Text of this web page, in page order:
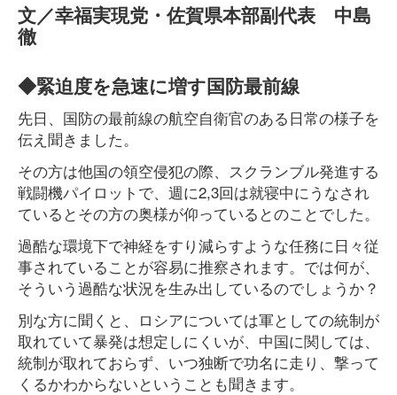
文／幸福実現党・佐賀県本部副代表 中島
徹
◆緊迫度を急速に増す国防最前線
先日、国防の最前線の航空自衛官のある日常の様子を
伝え聞きました。
その方は他国の領空侵犯の際、スクランブル発進する
戦闘機パイロットで、週に2,3回は就寝中にうなされ
ているとその方の奥様が仰っているとのことでした。
過酷な環境下で神経をすり減らすような任務に日々従
事されていることが容易に推察されます。では何が、
そういう過酷な状況を生み出しているのでしょうか？
別な方に聞くと、ロシアについては軍としての統制が
取れていて暴発は想定しにくいが、中国に関しては、
統制が取れておらず、いつ独断で功名に走り、撃って
くるかわからないということも聞きます。